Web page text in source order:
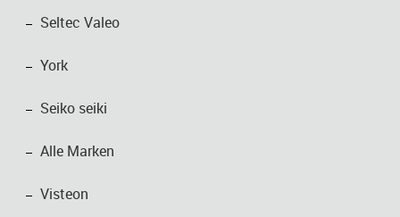
Seltec Valeo
York
Seiko seiki
Alle Marken
Visteon